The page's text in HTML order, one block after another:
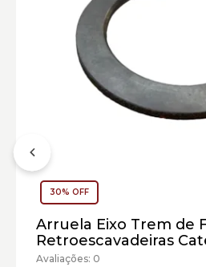
30% OFF
Arruela Eixo Trem de
Retroescavadeiras
Cód:1212500 - Seminovo
Avaliações: 0